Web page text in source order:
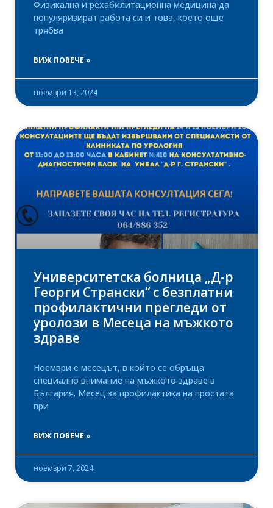
Физикална и рехабилитационна медицина да
популяризират работа си и това, което още
трябва
ВИЖ ПОВЕЧЕ »
ноември 13, 2024
Университетска болница „Д-р
Георги Странски“ с безплатни
профилактични прегледи от
уролози в Месеца на мъжкото
здраве
Ноември е месецът, в който се обръща
специално внимание на мъжкото здраве в
България. Месец за профилактика на простата
при
ВИЖ ПОВЕЧЕ »
ноември 7, 2024